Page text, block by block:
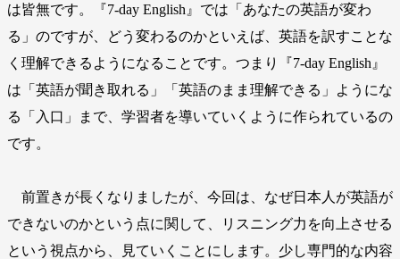
は皆無です。『7-day English』では「あなたの英語が変わ
る」のですが、どう変わるのかといえば、英語を訳すことな
く理解できるようになることです。つまり『7-day English』
は「英語が聞き取れる」「英語のまま理解できる」ようにな
る「入口」まで、学習者を導いていくように作られているの
です。
前置きが長くなりましたが、今回は、なぜ日本人が英語が
できないのかという点に関して、リスニング力を向上させる
という視点から、見ていくことにします。少し専門的な内容